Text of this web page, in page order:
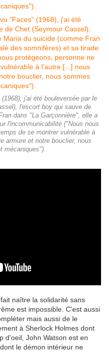
j'ai été bouleversée par le
l'escort boy qui sauve de
dans "La Garçonnière", elle a
l'incommunicabilité ("Nous nous
de se montrer vulnérable à
armure et notre bouclier, nous
mécaniques").
naître la solidarité sans
est impossible. C'est aussi
mais aussi de le
à Sherlock Holmes dont
d'oeil, John Watson est en
le démon intérieur ne